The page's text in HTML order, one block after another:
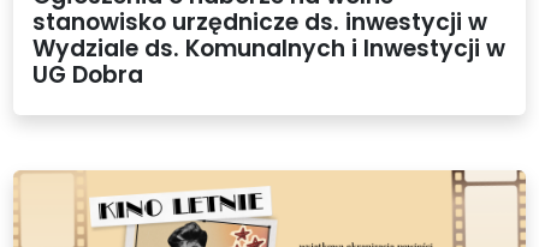
stanowisko urzędnicze ds. inwestycji w
Wydziale ds. Komunalnych i Inwestycji w
UG Dobra